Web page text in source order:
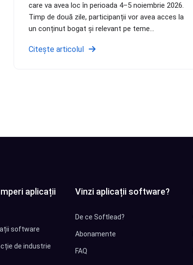
care va avea loc în perioada 4–5 noiembrie 2026.
Timp de două zile, participanții vor avea acces la
un conținut bogat și relevant pe teme...
Citește articolul
aplicații
software
de industrie
Vinzi aplicații software?
De ce Softlead?
Abonamente
FAQ